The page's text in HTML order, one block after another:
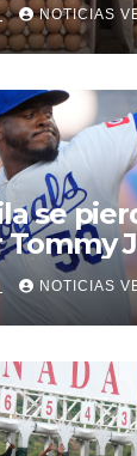
NOTICIAS
se
Tommy
NOTICIAS